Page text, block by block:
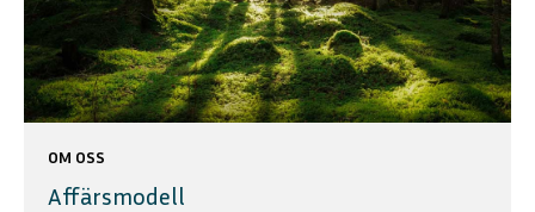
OM OSS
Affärsmodell